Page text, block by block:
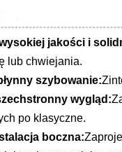
jakości i
lub chwiejania.
szybowanie:
wygląd:
po klasyczne.
boczna: